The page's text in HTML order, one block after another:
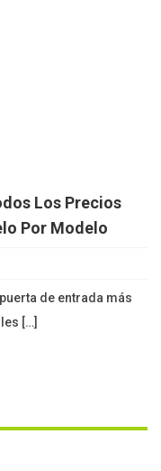
Los Precios
Por Modelo
de entrada más
[…]